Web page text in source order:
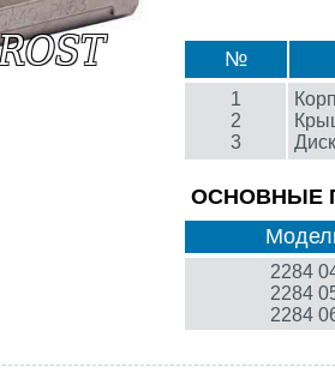
№
1
2
3
Диск
ОСНОВНЫЕ
2284
2284
2284